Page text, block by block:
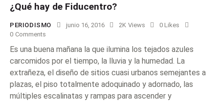
¿Qué hay de Fiducentro?
PERIODISMO junio 16, 2016 2K Views 0 Likes
0 Comments
Es una buena mañana la que ilumina los tejados azules
carcomidos por el tiempo, la lluvia y la humedad. La
extrañeza, el diseño de sitios cuasi urbanos semejantes a
plazas, el piso totalmente adoquinado y adornado, las
múltiples escalinatas y rampas para ascender y